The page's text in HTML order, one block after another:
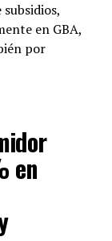
en GBA,
por
en